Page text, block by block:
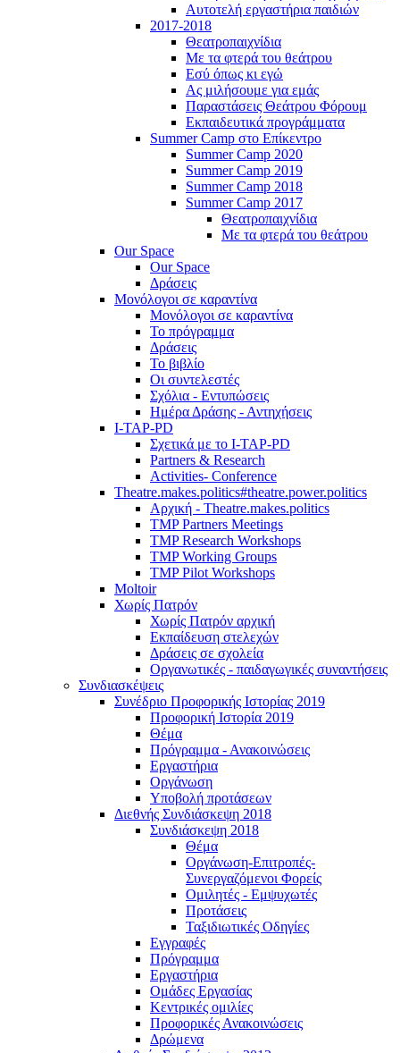
Αυτοτελή εργαστήρια παιδιών
2017-2018
Θεατροπαιχνίδια
Με τα φτερά του θεάτρου
Εσύ όπως κι εγώ
Ας μιλήσουμε για εμάς
Παραστάσεις Θεάτρου Φόρουμ
Εκπαιδευτικά προγράμματα
Summer Camp στο Επίκεντρο
Summer Camp 2020
Summer Camp 2019
Summer Camp 2018
Summer Camp 2017
Θεατροπαιχνίδια
Με τα φτερά του θεάτρου
Our Space
Our Space
Δράσεις
Μονόλογοι σε καραντίνα
Μονόλογοι σε καραντίνα
Το πρόγραμμα
Δράσεις
Το βιβλίο
Οι συντελεστές
Σχόλια - Εντυπώσεις
Ημέρα Δράσης - Αντηχήσεις
I-TAP-PD
Σχετικά με το I-TAP-PD
Partners & Research
Activities- Conference
Theatre.makes.politics#theatre.power.politics
Αρχική - Theatre.makes.politics
TMP Partners Meetings
TMP Research Workshops
TMP Working Groups
TMP Pilot Workshops
Moltoir
Χωρίς Πατρόν
Χωρίς Πατρόν αρχική
Εκπαίδευση στελεχών
Δράσεις σε σχολεία
Οργανωτικές - παιδαγωγικές συναντήσεις
Συνδιασκέψεις
Συνέδριο Προφορικής Ιστορίας 2019
Προφορική Ιστορία 2019
Θέμα
Πρόγραμμα - Ανακοινώσεις
Εργαστήρια
Οργάνωση
Υποβολή προτάσεων
Διεθνής Συνδιάσκεψη 2018
Συνδιάσκεψη 2018
Θέμα
Οργάνωση-Επιτροπές-
Συνεργαζόμενοι Φορείς
Ομιλητές - Εμψυχωτές
Προτάσεις
Ταξιδιωτικές Οδηγίες
Εγγραφές
Πρόγραμμα
Εργαστήρια
Ομάδες Εργασίας
Κεντρικές ομιλίες
Προφορικές Ανακοινώσεις
Δρώμενα